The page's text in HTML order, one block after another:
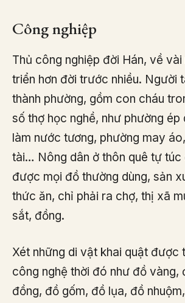
Công nghiệp
Thủ công nghiệp đời Hán, về vài
triển hơn đời trước nhiều. Người
thành phường, gồm con cháu
số thợ học nghề, như phường ép
làm nước tương, phường may
tài… Nông dân ở thôn quê tự
được mọi đồ thường dùng, sản
thức ăn, chỉ phải ra chợ, thị xã
sắt, đồng.
Xét những di vật khai quật được
công nghệ thời đó như đồ vàng,
đồng, đồ gốm, đồ lụa, đồ